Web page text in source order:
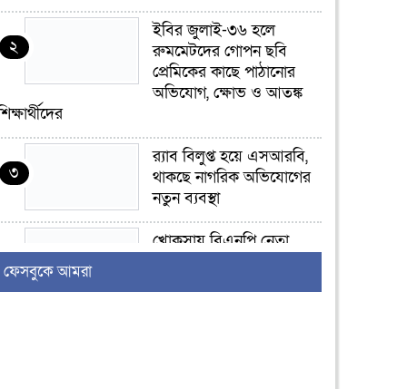
২
ইবির জুলাই-৩৬ হলে
রুমমেটদের গোপন ছবি
প্রেমিকের কাছে পাঠানোর
অভিযোগ, ক্ষোভ ও আতঙ্ক
৩
র‍্যাব বিলুপ্ত হয়ে এসআরবি,
থাকছে নাগরিক অভিযোগের
নতুন ব্যবস্থা
৪
খোকসায় বিএনপি নেতা
ফেসবুকে আমরা